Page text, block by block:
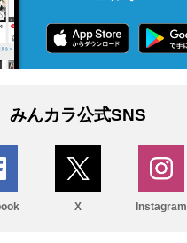
みんカラ公式SNS
X Instagram